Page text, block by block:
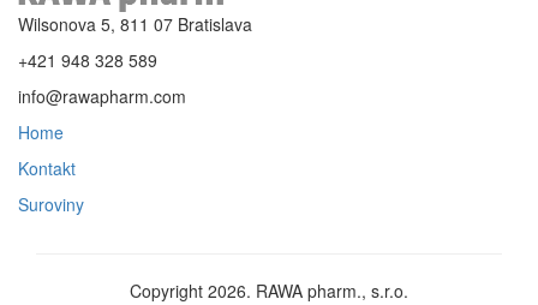
Wilsonova 5, 811 07 Bratislava
+421 948 328 589
info@rawapharm.com
Home
Kontakt
Suroviny
Copyright 2026. RAWA pharm., s.r.o.